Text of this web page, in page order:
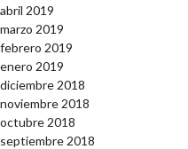
abril 2019
marzo 2019
febrero 2019
enero 2019
diciembre 2018
noviembre 2018
octubre 2018
septiembre 2018